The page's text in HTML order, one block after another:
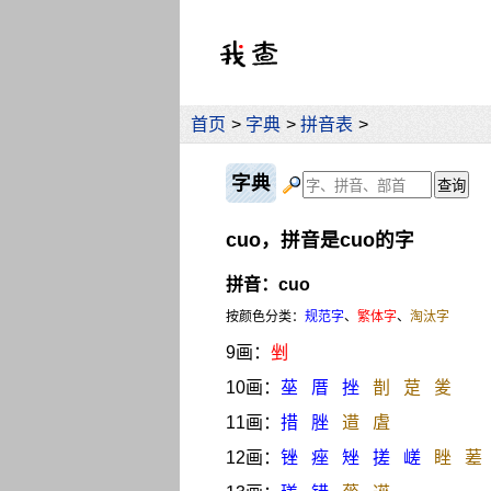
首页 > 字典 > 拼音表 >
字典
cuo，拼音是cuo的字
拼音：cuo
按颜色分类： 规范字、 繁体字、 淘汰字
9画： 剉
10画： 莝 厝 挫 剒 莡
夎
11画： 措 脞 逪
虘
12画： 锉 痤 矬 搓 嵯 睉
蒫